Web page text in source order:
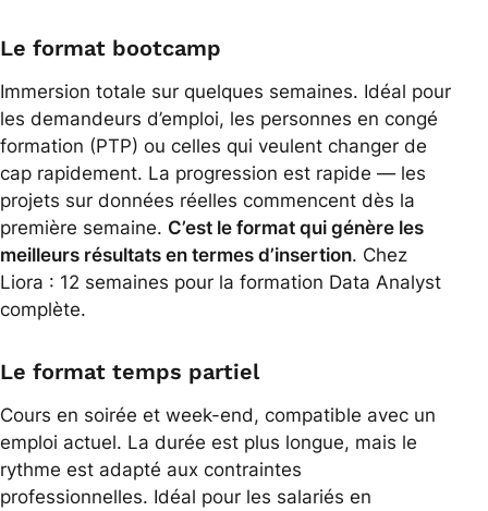
Le format bootcamp
Immersion totale sur quelques semaines. Idéal pour
les demandeurs d’emploi, les personnes en congé
formation (PTP) ou celles qui veulent changer de
cap rapidement. La progression est rapide — les
projets sur données réelles commencent dès la
première semaine. C’est le format qui génère les
meilleurs résultats en termes d’insertion. Chez
Liora : 12 semaines pour la formation Data Analyst
complète.
Le format temps partiel
Cours en soirée et week-end, compatible avec un
emploi actuel. La durée est plus longue, mais le
rythme est adapté aux contraintes
professionnelles. Idéal pour les salariés en